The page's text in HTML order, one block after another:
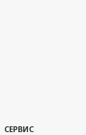
СЕРВИС